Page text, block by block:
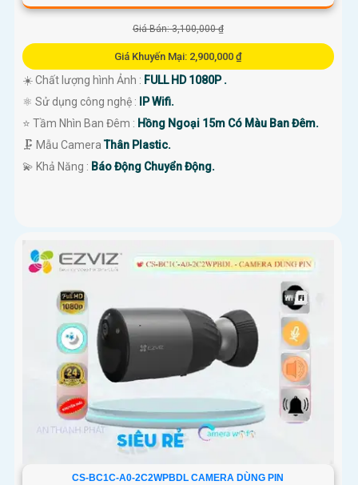
Giá Bán: 3,100,000 ₫
Giá Khuyến Mại: 2,900,000 ₫
☀️ Chất lượng hình Ảnh : FULL HD 1080P .
⚛️ Sử dụng công nghệ :
IP Wifi.
⭐ Tầm Nhìn Ban Đêm : Hồng Ngoại 15m Có Màu Ban Đêm.
🗜️ Mẫu CameraThân Plastic.
️💫 Khả Năng : Báo Động Chuyển Động.
CS-BC1C-A0-2C2WPBDL CAMERA DÙNG PIN